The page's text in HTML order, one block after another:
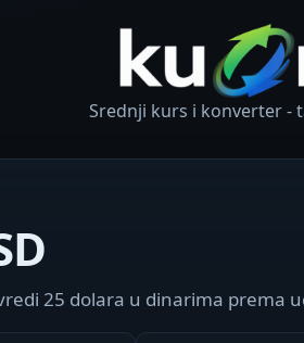
Srednji kurs i konverter -
25 dolara u dinarima prema